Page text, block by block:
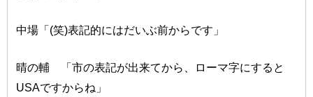
中場「(笑)表記的にはだいぶ前からです」
晴の輔 「市の表記が出来てから、ローマ字にすると
USAですからね」